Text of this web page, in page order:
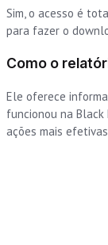
Sim, o acesso é
para fazer o
Como o
Ele oferece
funcionou na
ações mais